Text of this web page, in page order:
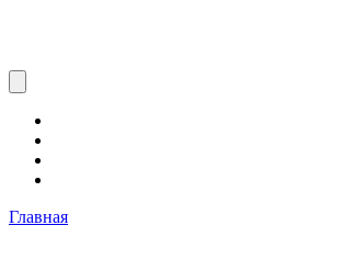
Главная